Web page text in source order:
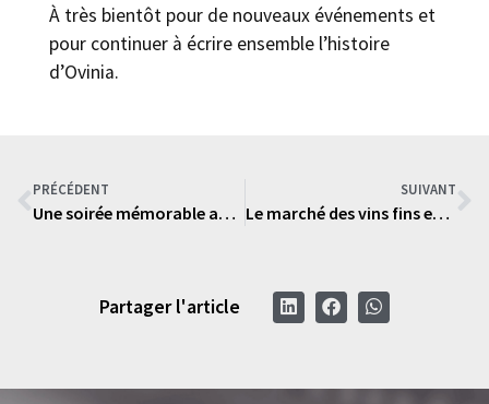
À très bientôt pour de nouveaux événements et
pour continuer à écrire ensemble l’histoire
d’Ovinia.
PRÉCÉDENT
Une soirée mémorable avec Ovinia : Célébration de la fidélité et Dégustation de champagnes d’exception
SUIVANT
Le marché des vins fins en 2024 : analyse et opportunités d’investissement
Partager l'article